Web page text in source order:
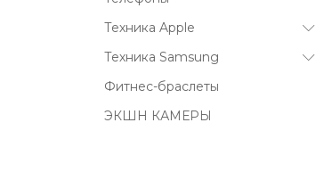
Техника Apple
Техника Samsung
Фитнес-браслеты
ЭКШН КАМЕРЫ